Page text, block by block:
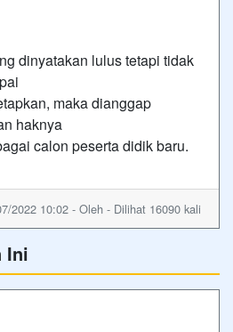
dinyatakan lulus tetapi tidak
maka dianggap
haknya
calon peserta didik baru.
2022 10:02 - Oleh - Dilihat 16090 kali
Ini